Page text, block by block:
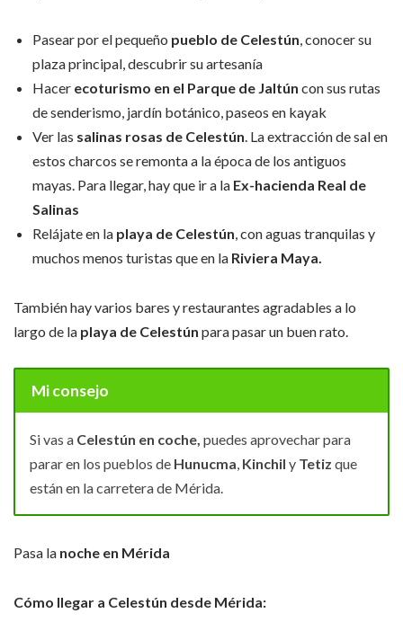
Pasear por el pequeño pueblo de Celestún, conocer su
plaza principal, descubrir su artesanía
Hacer ecoturismo en el Parque de Jaltún con sus rutas
de senderismo, jardín botánico, paseos en kayak
Ver las salinas rosas de Celestún. La extracción de sal en
estos charcos se remonta a la época de los antiguos
mayas. Para llegar, hay que ir a la Ex-hacienda Real de
Salinas
Relájate en la playa de Celestún, con aguas tranquilas y
muchos menos turistas que en la Riviera Maya.
También hay varios bares y restaurantes agradables a lo
largo de la playa de Celestún para pasar un buen rato.
Mi consejo
Si vas a Celestún en coche, puedes aprovechar para
parar en los pueblos de Hunucma Kinchil y Tetiz que
están en la carretera de Mérida.
Pasa la noche en Mérida
Cómo llegar a Celestún desde Mérida: